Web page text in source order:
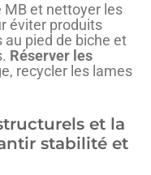
MB et nettoyer les
éviter produits
pied de biche et
Réserver les
recycler les lames
et la
stabilité et